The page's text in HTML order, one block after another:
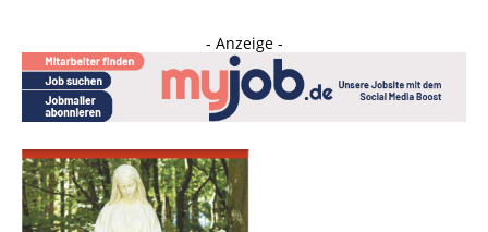
- Anzeige -